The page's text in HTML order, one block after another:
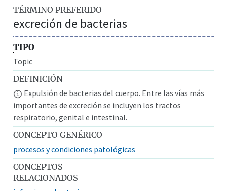
TÉRMINO PREFERIDO
excreción de bacterias
TIPO
Topic
DEFINICIÓN
Expulsión de bacterias del cuerpo. Entre las vías más
importantes de excreción se incluyen los tractos
respiratorio, genital e intestinal.
CONCEPTO GENÉRICO
procesos y condiciones patológicas
CONCEPTOS
RELACIONADOS